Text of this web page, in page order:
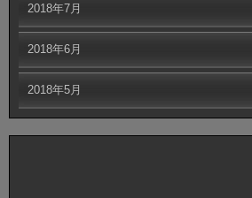
2018年7月
2018年6月
2018年5月